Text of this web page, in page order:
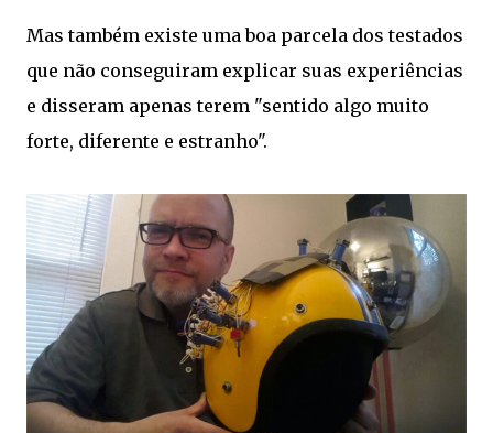
Mas também existe uma boa parcela dos testados
que não conseguiram explicar suas experiências
e disseram apenas terem "sentido algo muito
forte, diferente e estranho".